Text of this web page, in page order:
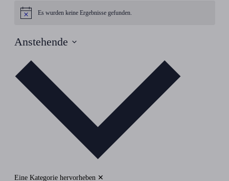
HinweisEs wurden keine Ergebnisse gefunden.
Anstehende
wählen.
Eine Kategorie hervorheben ✕